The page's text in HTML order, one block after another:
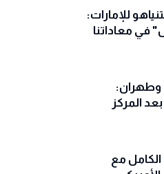
للإمارات:
في معاداتنا
وطهران:
المركز
الكامل مع